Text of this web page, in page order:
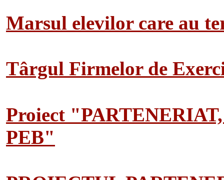
Marsul elevilor care au
Târgul Firmelor de
Proiect
PEB"